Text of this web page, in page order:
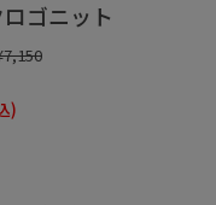
ゴニット
)